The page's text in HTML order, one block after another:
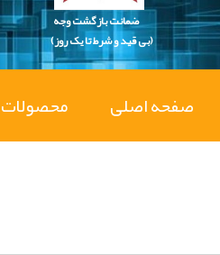
ضمانت بازگشت وجه
(بی قید و شرط تا یک روز)
صفحه اصلی محصولات